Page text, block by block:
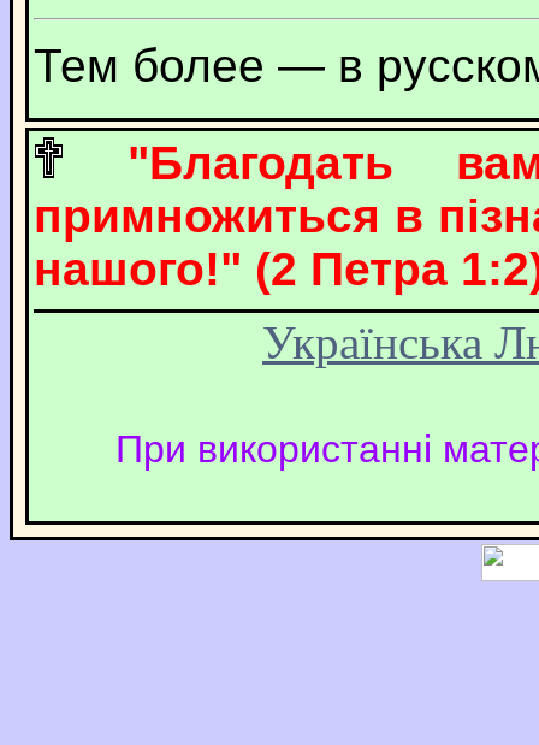
Тем более — в
"Благодать
примножиться в
нашого!" (2 Петра
Українська
При використанні